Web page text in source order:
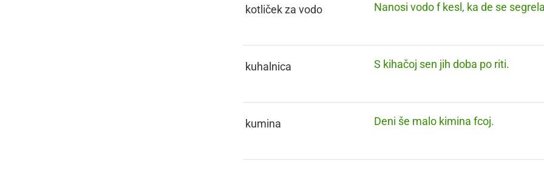
kotliček za vodo Nanosi vodo f kesl, ka de se
kuhalnica S kihačoj sen jih doba po riti.
kumina Deni še malo kimina fcoj.